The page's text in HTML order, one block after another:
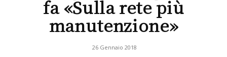
fa «Sulla rete più
manutenzione»
26 Gennaio 2018